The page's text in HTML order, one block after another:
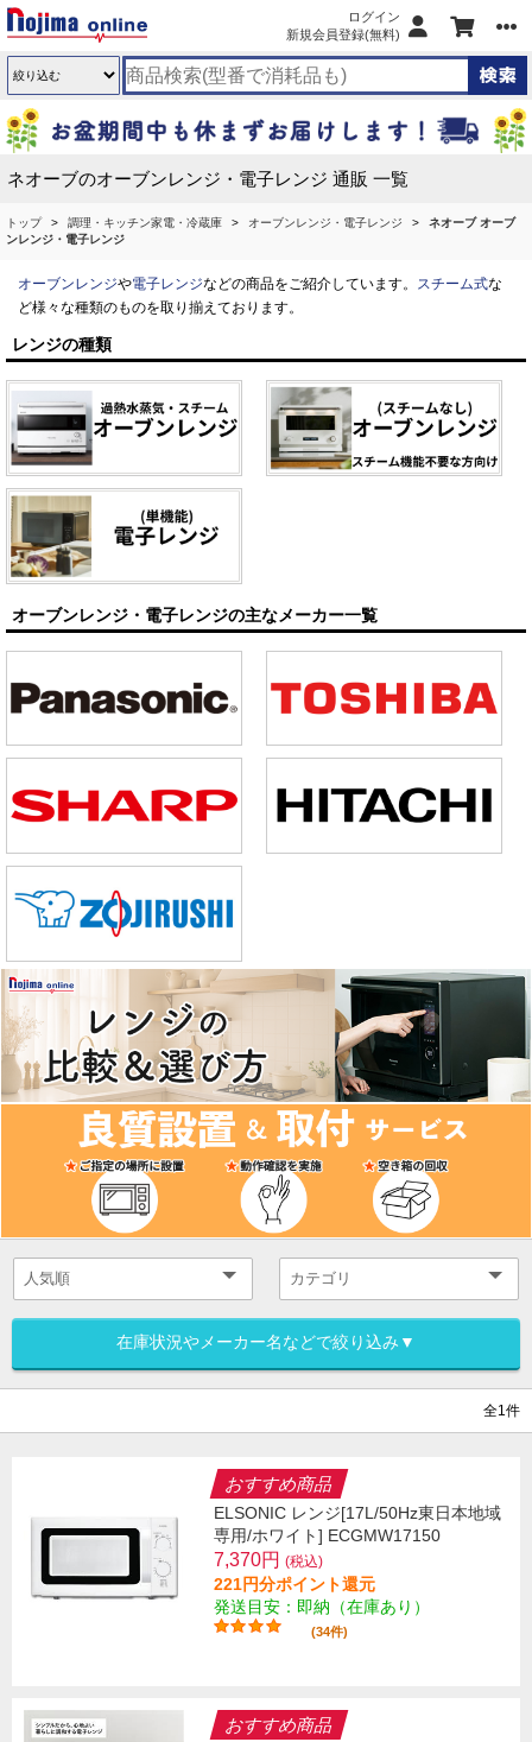
ログイン
新規会員登録(無料)
ネオーブのオーブンレンジ・電子レンジ 通販 一覧
トップ 調理・キッチン家電・冷蔵庫 オーブンレンジ・電子レンジ
ネオーブ オーブ
ンレンジ・電子レンジ
オーブンレンジや電子レンジなどの商品をご紹介しています。 スチーム式な
ど様々な種類のものを取り揃えております。
レンジの種類
オーブンレンジ・電子レンジの主なメーカー一覧
在庫状況やメーカー名などで絞り込み▼
全1件
おすすめ商品
ELSONIC レンジ[17L/50Hz東日本地域
専用/ホワイト] ECGMW17150
7,370円 (税込)
221円分ポイント還元
発送目安：即納（在庫あり）
(34件)
おすすめ商品